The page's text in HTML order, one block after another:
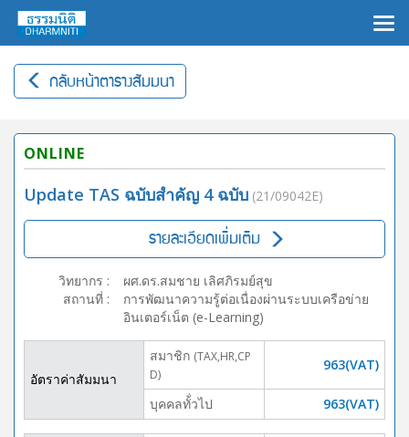
กลับหน้าตารางสัมมนา
ONLINE
Update TAS ฉบับสำคัญ 4 ฉบับ (21/09042E)
รายละเอียดเพิ่มเติม
วิทยากร :
ผศ.ดร.สมชาย เลิศภิรมย์สุข
สถานที่ :
การพัฒนาความรู้ต่อเนื่องผ่านระบบเครือข่าย
อินเตอร์เน็ต (e-Learning)
อัตราค่าสัมมนา
สมาชิก (TAX,HR,CP
D)
963(VAT)
บุคคลทั้่วไป 963(VAT)
×